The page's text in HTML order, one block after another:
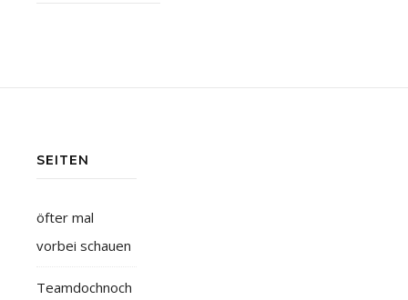
SEITEN
öfter mal
vorbei schauen
Teamdochnoch